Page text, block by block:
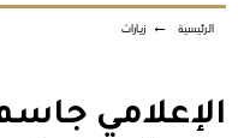
الرئيسية ← زيارات
الإعلامي